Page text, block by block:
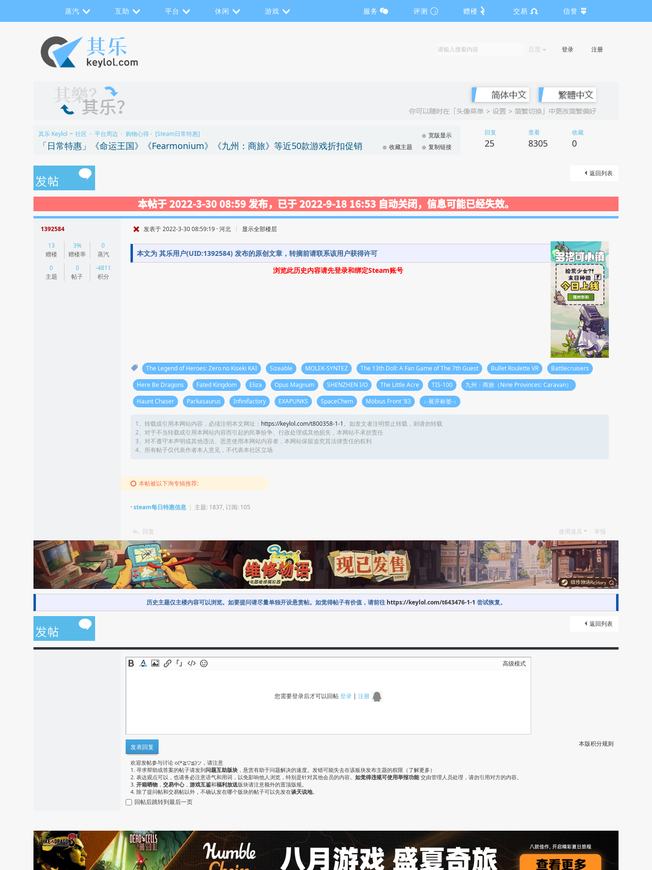
蒸汽 互助 平台 休闲 游戏 服务 评测 赠楼 交易 信誉
百度 登录 注册
其乐 Keylol >> 社区 › 平台周边 › 购物心得 › [Steam日常特惠]
「日常特惠」《命运王国》《Fearmonium》《九州：商旅》等近50款游戏折扣促销
宽版显示
收藏主题
复制链接
回复
25
查看
8305
收藏
0
返回列表
本帖于 2022-3-30 08:59 发布，已于 2022-9-18 16:53 自动关闭，信息可能已经失效。
1392584
13
赠楼
3%
赠楼率
0
蒸汽
0
主题
0
帖子
-4811
积分
发表于 2022-3-30 08:59:19 · 河北 |
显示全部楼层
阅读模式
本文为 其乐用户(UID:1392584) 发布的原创文章，转摘前请联系该用户获得许可
浏览此历史内容请先登录和绑定Steam账号
The Legend of Heroes: Zero no Kiseki KAI Sizeable MOLEK-SYNTEZ The 13th Doll: A Fan Game of The 7th Guest Bullet Roulette VR
Battlecruisers
Here Be Dragons
Fated Kingdom Eliza Opus Magnum SHENZHEN I/O The Little Acre TIS-100
九州：商旅（Nine Provinces: Caravan）
Haunt Chaser
Parkasaurus Infinifactory EXAPUNKS SpaceChem Möbius Front '83 ↓-展开标签-↓
1、转载或引用本网站内容，必须注明本文网址： https://keylol.com/t800358-1-1。如发文者注明禁止转载，则请勿转载
2、对于不当转载或引用本网站内容而引起的民事纷争、行政处理或其他损失，本网站不承担责任
3、对不遵守本声明或其他违法、恶意使用本网站内容者，本网站保留追究其法律责任的权利
4、所有帖子仅代表作者本人意见，不代表本社区立场
本帖被以下淘专辑推荐:
·steam每日特惠信息 | 主题: 1837, 订阅: 105
回复 使用道具 举报
历史主题仅主楼内容可以浏览。如要提问请尽量单独开设悬赏帖。如觉得帖子有价值，请前往 https://keylol.com/t643476-1-1 尝试恢复。
返回列表
高级模式
您需要登录后才可以回帖登录| 注册
本版积分规则
发表回复
欢迎发帖参与讨论 o(*≧▽≦)ツ，请注意
1. 寻求帮助或答案的帖子请发到问题互助版块 ，悬赏有助于问题解决的速度。发错可能失去在该板块发布主题的权限（ 了解更多 ）
2. 表达观点可以，也请务必注意语气和用词，以免影响他人浏览，特别是针对其他会员的内容。 如觉得违规可使用举报功能 交由管理人员处理，请勿引用对方的内容。
3. 开箱晒物 ， 交易中心， 游戏互鉴和福利放送版块请注意额外的置顶版规。
4. 除了提问帖和交易帖以外，不确认发在哪个版块的帖子可以先发在谈天说地。
回帖后跳转到最后一页